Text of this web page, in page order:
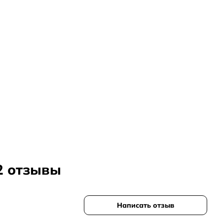
чтобы попробовать до полного флакона
упаковки, обычно выгоднее
отзывы
Написать отзыв